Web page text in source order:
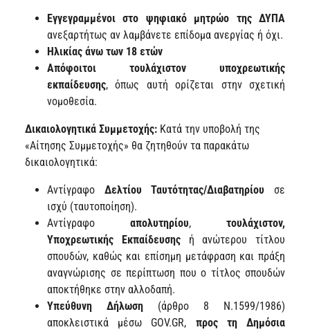
Εγγεγραμμένοι στο ψηφιακό μητρώο της ΔΥΠΑ
ανεξαρτήτως αν λαμβάνετε επίδομα ανεργίας ή όχι.
Ηλικίας άνω των 18 ετών
Απόφοιτοι τουλάχιστον υποχρεωτικής
εκπαίδευσης, όπως αυτή ορίζεται στην σχετική
νομοθεσία.
Δικαιολογητικά Συμμετοχής: Κατά την υποβολή της
«Αίτησης Συμμετοχής» θα ζητηθούν τα παρακάτω
δικαιολογητικά:
Αντίγραφο Δελτίου Ταυτότητας/Διαβατηρίου σε
ισχύ (ταυτοποίηση).
Αντίγραφο απολυτηρίου, τουλάχιστον,
Υποχρεωτικής Εκπαίδευσης ή ανώτερου τίτλου
σπουδών, καθώς και επίσημη μετάφραση και πράξη
αναγνώρισης σε περίπτωση που ο τίτλος σπουδών
αποκτήθηκε στην αλλοδαπή.
Υπεύθυνη Δήλωση (άρθρο 8 Ν.1599/1986)
αποκλειστικά μέσω GOV.GR, προς τη Δημόσια